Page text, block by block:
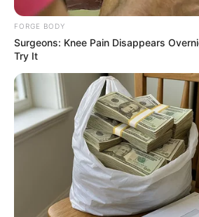
ดูดวงรายวัน
ดูดวงรายวัน
อยากเฮงมาทางนี้ ! อ.บุ
ลับเสริมดวงวันที่ 1 พ.ค.
FORGE BODY
Surgeons: Knee Pain Disappears
Try It